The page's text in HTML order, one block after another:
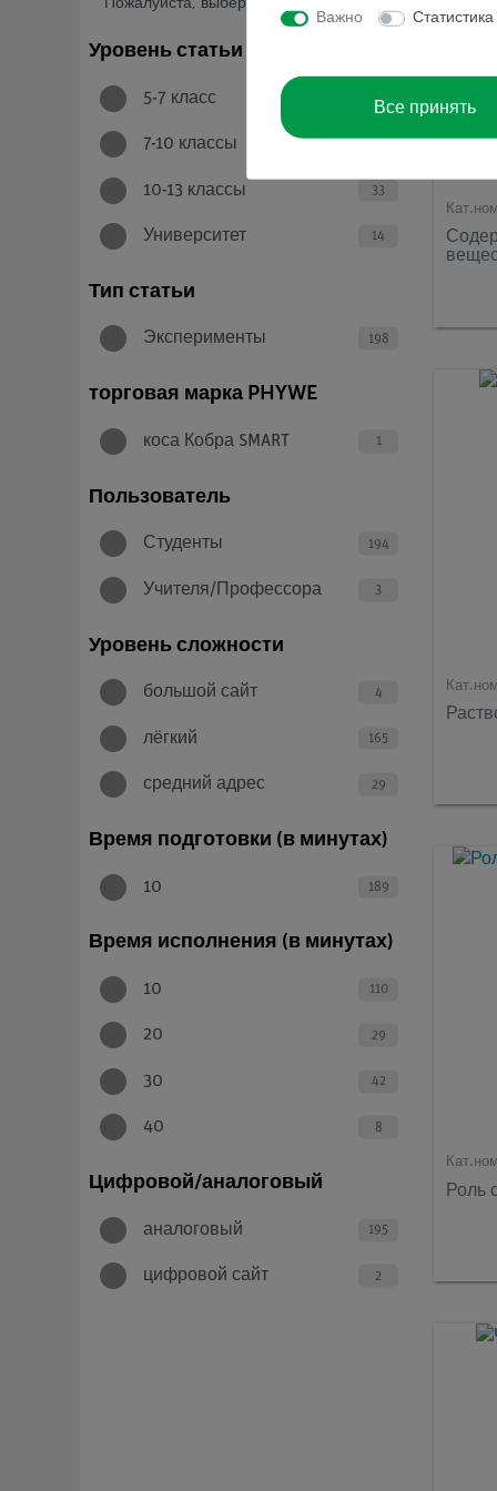
Уровень статьи
5-7 класс 198
7-10 классы
10-13 классы 33
Университет 14
Тип статьи
Эксперименты 198
торговая марка PHYWE
коса Кобра SMART 1
Пользователь
Студенты 194
Учителя/Профессора 3
Уровень сложности
большой сайт 4
лёгкий 165
средний адрес 29
Время подготовки (в минутах)
10 189
Время исполнения (в минутах)
10 110
20 29
30 42
40 8
Цифровой/аналоговый
аналоговый 195
цифровой сайт 2
Роль
Важно Статистика
Все принять